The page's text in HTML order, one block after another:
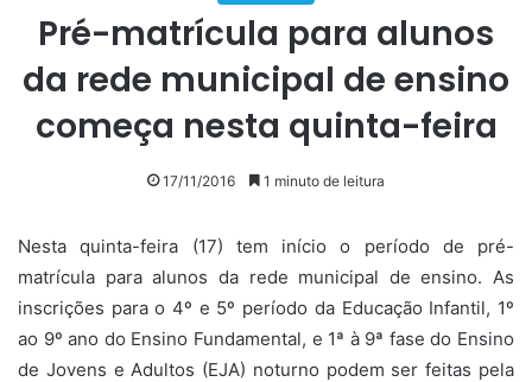
Pré-matrícula para alunos
da rede municipal de ensino
começa nesta quinta-feira
17/11/2016 1 minuto de leitura
Nesta quinta-feira (17) tem início o período de pré-
matrícula para alunos da rede municipal de ensino. As
inscrições para o 4º e 5º período da Educação Infantil, 1º
ao 9º ano do Ensino Fundamental, e 1ª à 9ª fase do Ensino
de Jovens e Adultos (EJA) noturno podem ser feitas pela